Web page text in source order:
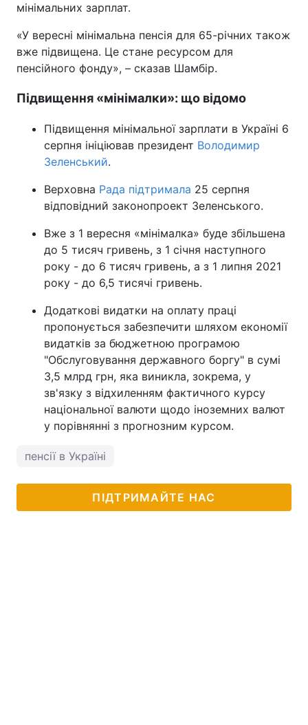
Тема оформлення
мінімальних зарплат.
«У вересні мінімальна пенсія для 65-річних також
вже підвищена. Це стане ресурсом для
пенсійного фонду», – сказав Шамбір.
Підвищення «мінімалки»: що відомо
Підвищення мінімальної зарплати в Україні 6
серпня ініціював президент Володимир
Зеленський.
Верховна Рада підтримала 25 серпня
відповідний законопроект Зеленського.
Вже з 1 вересня «мінімалка» буде збільшена
до 5 тисяч гривень, з 1 січня наступного
року - до 6 тисяч гривень, а з 1 липня 2021
року - до 6,5 тисячі гривень.
Додаткові видатки на оплату праці
пропонується забезпечити шляхом економії
видатків за бюджетною програмою
"Обслуговування державного боргу" в сумі
3,5 млрд грн, яка виникла, зокрема, у
зв'язку з відхиленням фактичного курсу
національної валюти щодо іноземних валют
у порівнянні з прогнозним курсом.
пенсії в Україні
ПІДТРИМАЙТЕ НАС